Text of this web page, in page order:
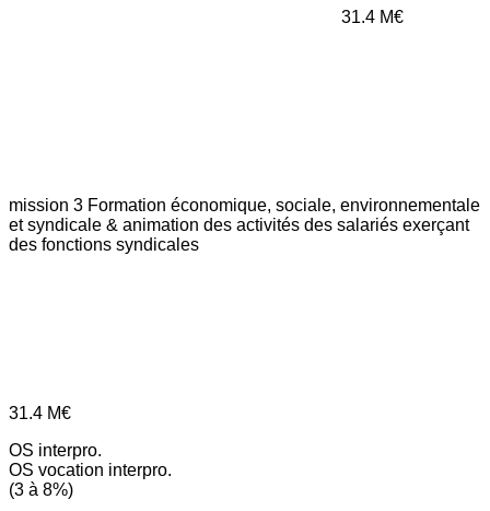
31.4 M€
mission 3 Formation économique, sociale, environnementale
et syndicale & animation des activités des salariés exerçant
des fonctions syndicales
31.4 M€
OS interpro.
OS vocation interpro.
(3 à 8%)